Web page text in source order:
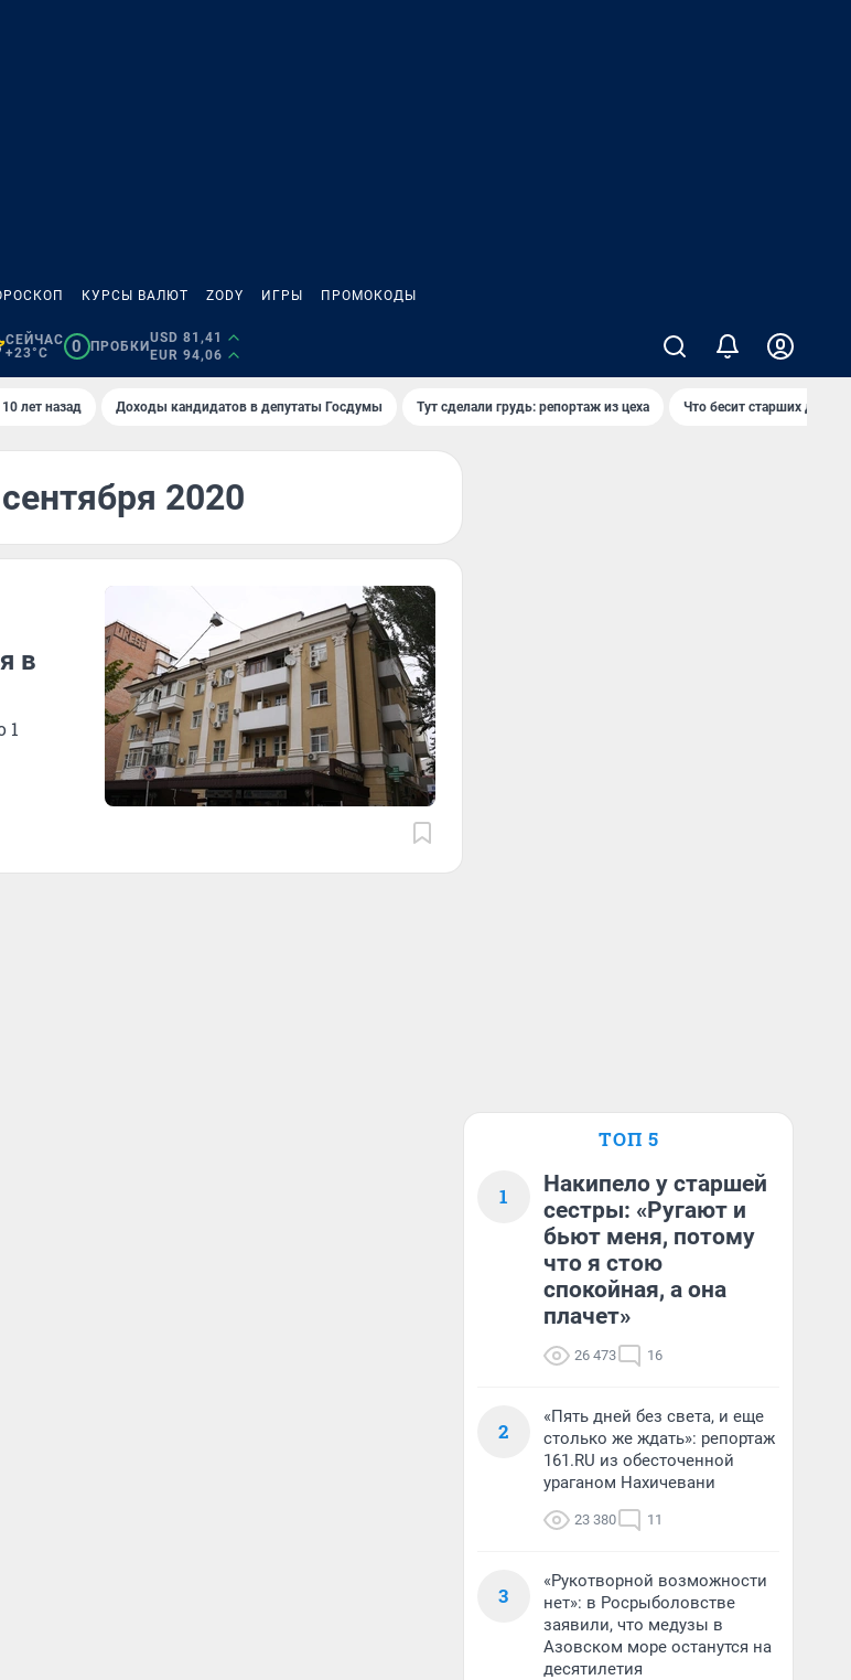
КУРСЫ ВАЛЮТ ZODY ИГРЫ ПРОМОКОДЫ
СЕЙЧАС
+23°C
0 ПРОБКИ
USD 81,41
EUR 94,06
лет назад Доходы кандидатов в депутаты Госдумы Тут сделали грудь: репортаж из цеха Что бесит старших детей
2020
в
1
ТОП 5
1
Накипело у старшей
сестры: «Ругают и
бьют меня, потому
что я стою
спокойная, а она
плачет»
26 473 16
2
«Пять дней без света, и еще
столько же ждать»: репортаж
161.RU из обесточенной
ураганом Нахичевани
23 380 11
3
«Рукотворной возможности
нет»: в Росрыболовстве
заявили, что медузы в
Азовском море останутся на
десятилетия